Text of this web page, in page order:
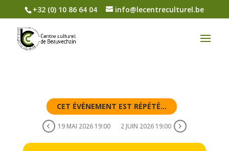
+32 (0) 10 86 64 04 info@lecentreculturel.be
CET ÉVÉNEMENT EST RÉPÉTÉ...
19 MAI 2026 19:00 2 JUIN 2026 19:00